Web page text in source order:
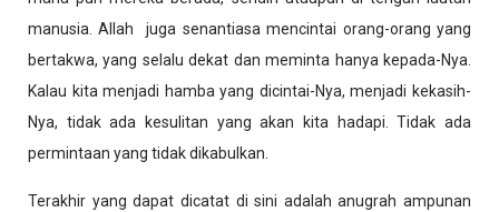
manusia. Allah juga senantiasa mencintai orang-orang yang
bertakwa, yang selalu dekat dan meminta hanya kepada-Nya.
Kalau kita menjadi hamba yang dicintai-Nya, menjadi kekasih-
Nya, tidak ada kesulitan yang akan kita hadapi. Tidak ada
permintaan yang tidak dikabulkan.
Terakhir yang dapat dicatat di sini adalah anugrah ampunan